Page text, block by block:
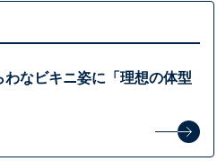
なビキニ姿に「理想の体型